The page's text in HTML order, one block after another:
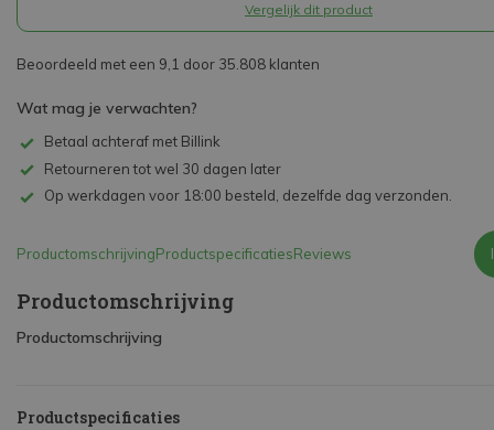
Vergelijk dit product
Beoordeeld met een 9,1 door 35.808 klanten
Wat mag je verwachten?
Betaal achteraf met Billink
Retourneren tot wel 30 dagen later
Op werkdagen voor 18:00 besteld, dezelfde dag verzonden.
ProductomschrijvingProductspecificatiesReviews
Productomschrijving
Productomschrijving
Productspecificaties